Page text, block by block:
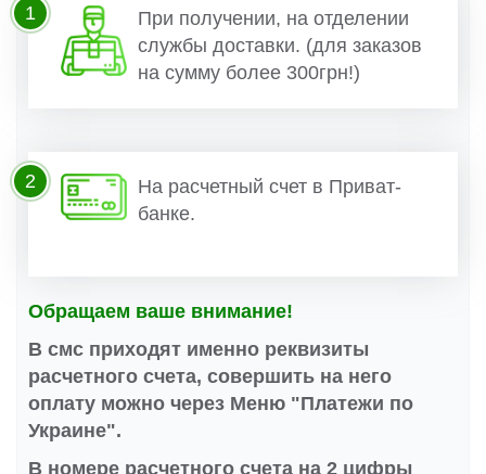
При получении, на отделении
службы доставки. (для заказов
на сумму более 300грн!)
1
На расчетный счет в Приват-
банке.
2
Обращаем ваше внимание!
В смс приходят именно реквизиты
расчетного счета, совершить на него
оплату можно через Меню "Платежи по
Украине".
В номере расчетного счета на 2 цифры